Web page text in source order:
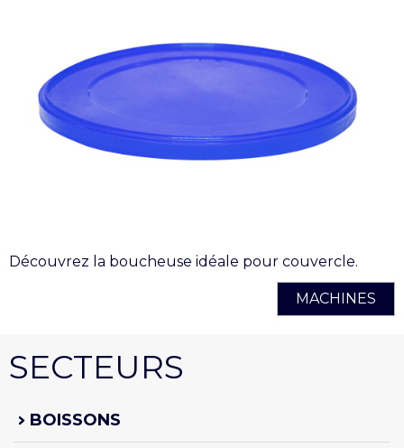
Découvrez la boucheuse idéale pour couvercle.
MACHINES
SECTEURS
BOISSONS